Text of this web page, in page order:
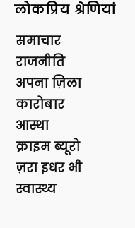
लोकप्रिय श्रेणियां
समाचार
राजनीति
अपना ज़िला
कारोबार
आस्था
क्राइम ब्यूरो
ज़रा इधर भी
स्वास्थ्य